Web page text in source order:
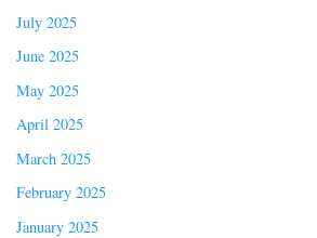
July 2025
June 2025
May 2025
April 2025
March 2025
February 2025
January 2025